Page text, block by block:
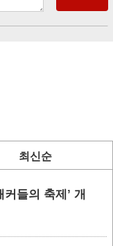
최신순
들의 축제’ 개